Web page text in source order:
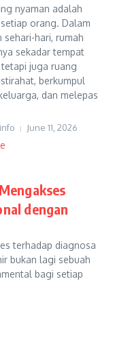
nyaman adalah
orang. Dalam
sehari-hari, rumah
sekadar tempat
juga ruang
berkumpul
dan melepas
June 11, 2026
dengan
terhadap diagnosa
bukan lagi sebuah
bagi setiap